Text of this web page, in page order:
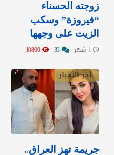
زوجته الحسناء
“فيروزة” وسكب
الزيت على وجهها
آخر الأخبار
جريمة تهز العراق..